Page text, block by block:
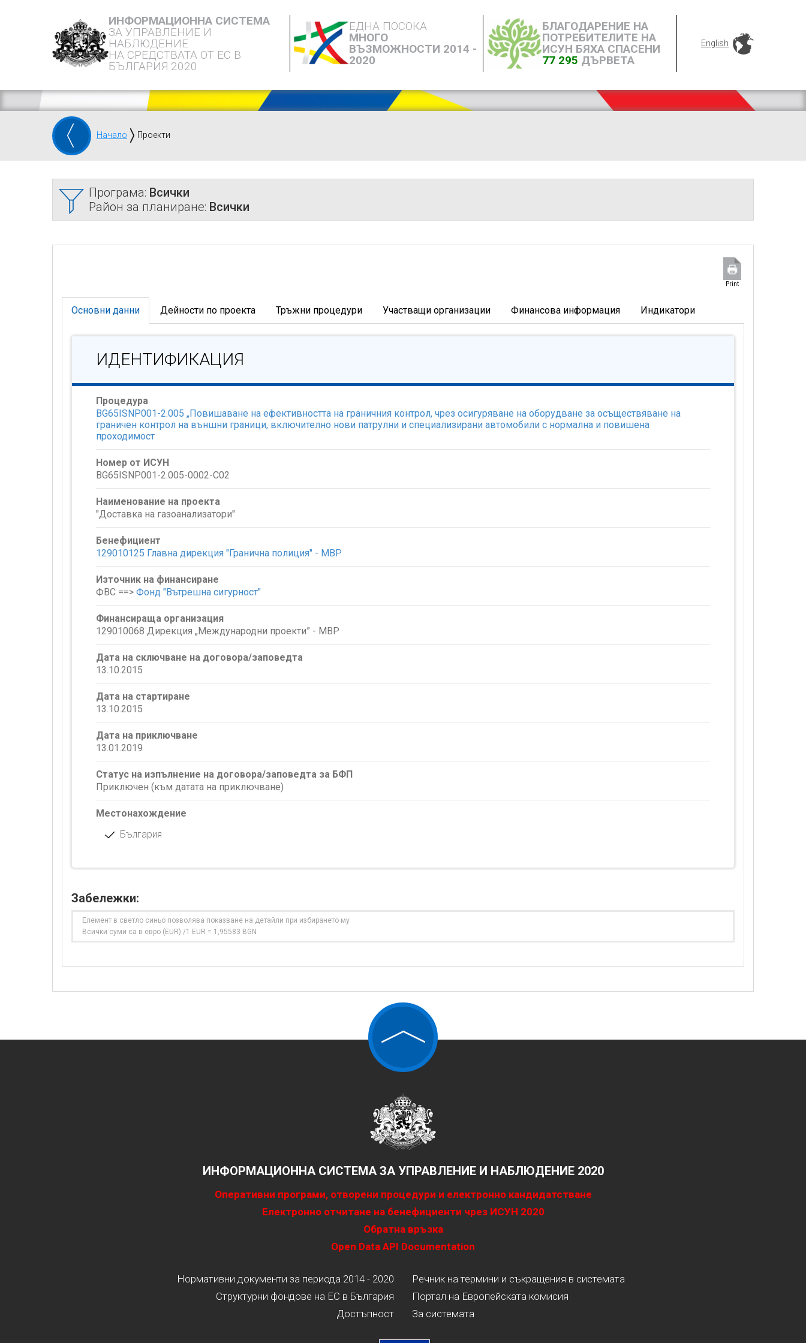
ИНФОРМАЦИОННА СИСТЕМА
ЗА УПРАВЛЕНИЕ И
НАБЛЮДЕНИЕ
НА СРЕДСТВАТА ОТ ЕС В
БЪЛГАРИЯ 2020
ЕДНА ПОСОКА
МНОГО
ВЪЗМОЖНОСТИ 2014 -
2020
БЛАГОДАРЕНИЕ НА
ПОТРЕБИТЕЛИТЕ НА
ИСУН БЯХА СПАСЕНИ
77 295 ДЪРВЕТА
English
Начало Проекти
Програма: Всички
Район за планиране: Всички
Print
Основни данни Дейности по проекта Тръжни процедури Участващи организации Финансова информация Индикатори
ИДЕНТИФИКАЦИЯ
Процедура
BG65ISNP001-2.005 „Повишаване на ефективността на граничния контрол, чрез осигуряване на оборудване за осъществяване на
граничен контрол на външни граници, включително нови патрулни и специализирани автомобили с нормална и повишена
проходимост
Номер от ИСУН
BG65ISNP001-2.005-0002-C02
Наименование на проекта
"Доставка на газоанализатори"
Бенефициент
129010125 Главна дирекция "Гранична полиция" - МВР
Източник на финансиране
ФВС ==> Фонд "Вътрешна сигурност"
Финансираща организация
129010068 Дирекция „Международни проекти” - МВР
Дата на сключване на договора/заповедта
13.10.2015
Дата на стартиране
13.10.2015
Дата на приключване
13.01.2019
Статус на изпълнение на договора/заповедта за БФП
Приключен (към датата на приключване)
Местонахождение
България
Забележки:
Елемент в светло синьо позволява показване на детайли при избирането му
Всички суми са в евро (EUR) /1 EUR = 1,95583 BGN
ИНФОРМАЦИОННА СИСТЕМА ЗА УПРАВЛЕНИЕ И НАБЛЮДЕНИЕ 2020
Оперативни програми, отворени процедури и електронно кандидатстване
Електронно отчитане на бенефициенти чрез ИСУН 2020
Обратна връзка
Open Data API Documentation
Нормативни документи за периода 2014 - 2020
Структурни фондове на ЕС в България
Достъпност
Речник на термини и съкращения в системата
Портал на Европейската комисия
За системата